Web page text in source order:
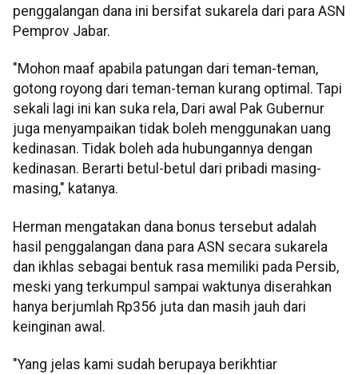
penggalangan dana ini bersifat sukarela dari para ASN
Pemprov Jabar.
"Mohon maaf apabila patungan dari teman-teman,
gotong royong dari teman-teman kurang optimal. Tapi
sekali lagi ini kan suka rela, Dari awal Pak Gubernur
juga menyampaikan tidak boleh menggunakan uang
kedinasan. Tidak boleh ada hubungannya dengan
kedinasan. Berarti betul-betul dari pribadi masing-
masing," katanya.
Herman mengatakan dana bonus tersebut adalah
hasil penggalangan dana para ASN secara sukarela
dan ikhlas sebagai bentuk rasa memiliki pada Persib,
meski yang terkumpul sampai waktunya diserahkan
hanya berjumlah Rp356 juta dan masih jauh dari
keinginan awal.
"Yang jelas kami sudah berupaya berikhtiar